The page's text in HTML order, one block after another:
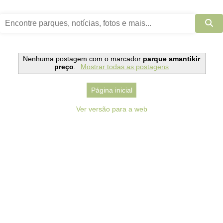
Nenhuma postagem com o marcador parque amantikir
preço. Mostrar todas as postagens
Página inicial
Ver versão para a web